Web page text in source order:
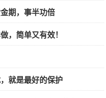
期，事半功倍
，简单又有效！
就是最好的保护